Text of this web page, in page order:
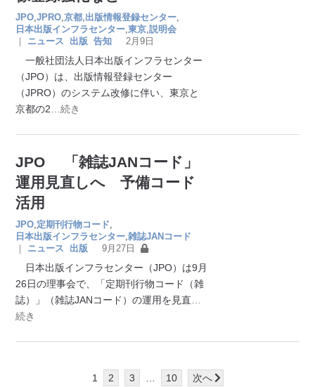
JPO ,JPRO ,京都 出版情報登録センター
日本出版インフラセンター ,東京 ,説明会
｜
ニュース 出版 告知 2月9日
一般社団法人日本出版インフラセンター
（JPO）は、出版情報登録センター
（JPRO）のシステム改修に伴い、東京と
京都の2 …続き
JPO 「雑誌JANコード」
運用見直しへ 予備コード
活用
JPO 定期刊行物コード
日本出版インフラセンター ,雑誌JANコード
｜
ニュース 出版 9月27日
日本出版インフラセンター（JPO）は9月
26日の理事会で、「定期刊行物コード（雑
誌）」（雑誌JANコード）の運用を見直
続き
1 2 3 10 次へ